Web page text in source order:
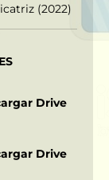
(2022)